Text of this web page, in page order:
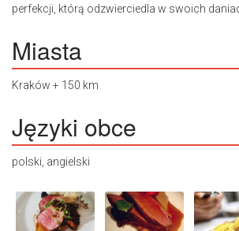
perfekcji, którą odzwierciedla w swoich
Miasta
Kraków + 150 km
Języki obce
polski, angielski